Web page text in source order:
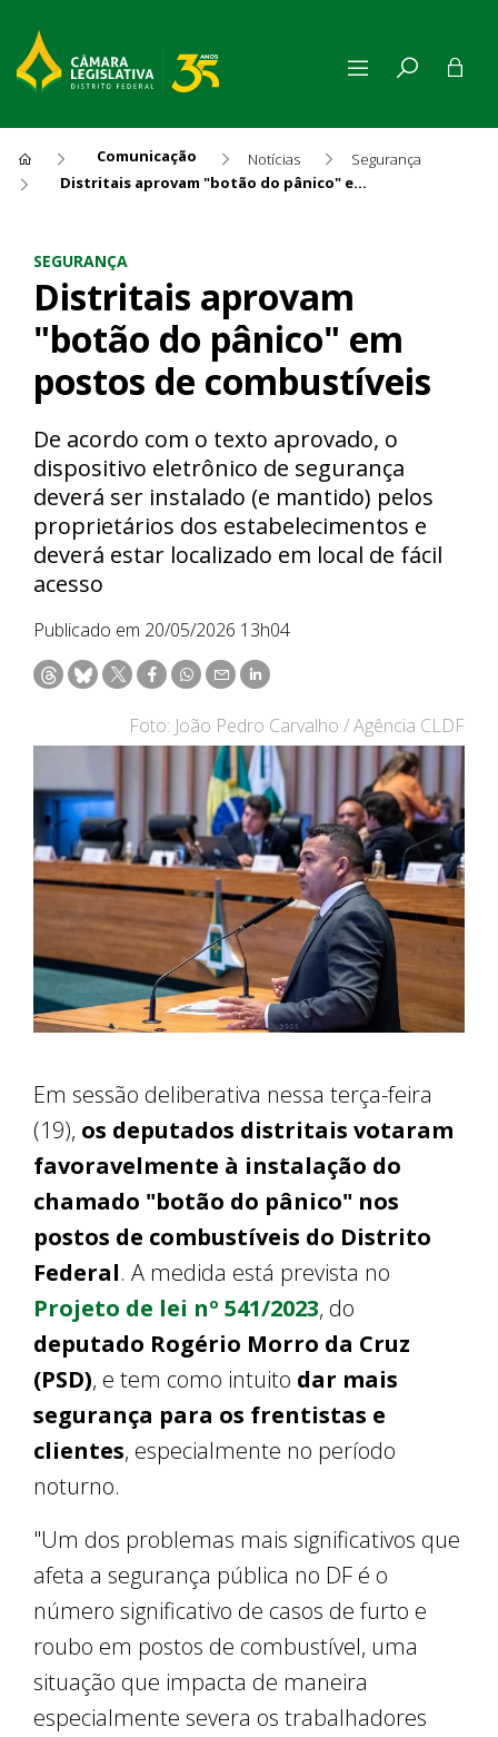
Comunicação Notícias
Segurança
Distritais aprovam "botão do pânico" em postos de combustíveis
SEGURANÇA
Distritais aprovam
"botão do pânico" em
postos de combustíveis
De acordo com o texto aprovado, o
dispositivo eletrônico de segurança
deverá ser instalado (e mantido) pelos
proprietários dos estabelecimentos e
deverá estar localizado em local de fácil
acesso
Publicado em 20/05/2026 13h04
Foto: João Pedro Carvalho / Agência CLDF
Em sessão deliberativa nessa terça-feira
(19), os deputados distritais votaram
favoravelmente à instalação do
chamado "botão do pânico" nos
postos de combustíveis do Distrito
Federal. A medida está prevista no
Projeto de lei nº 541/2023, do
deputado Rogério Morro da Cruz
(PSD), e tem como intuito dar mais
segurança para os frentistas e
clientes, especialmente no período
noturno.
"Um dos problemas mais significativos que
afeta a segurança pública no DF é o
número significativo de casos de furto e
roubo em postos de combustível, uma
situação que impacta de maneira
especialmente severa os trabalhadores